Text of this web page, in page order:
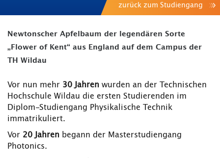
zurück zum Studiengang
Newtonscher Apfelbaum der legendären Sorte
„Flower of Kent“ aus England auf dem Campus der
TH Wildau
Vor nun mehr 30 Jahren wurden an der Technischen
Hochschule Wildau die ersten Studierenden im
Diplom-Studiengang Physikalische Technik
immatrikuliert.
Vor 20 Jahren begann der Masterstudiengang
Photonics.